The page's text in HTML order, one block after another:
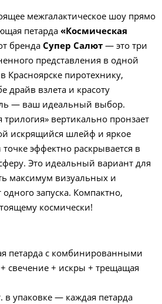
межгалактическое шоу прямо
петарда «Космическая
бренда Супер Салют — это три
представления в одной
Красноярске пиротехнику,
драйв взлета и красоту
— ваш идеальный выбор.
трилогия» вертикально пронзает
искрящийся шлейф и яркое
эффектно раскрывается в
Это идеальный вариант для
максимум визуальных и
запуска. Компактно,
космически!
петарда с комбинированными
свечение + искры + трещащая
упаковке — каждая петарда